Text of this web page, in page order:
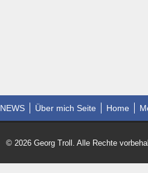
NEWS Über mich Seite Home
© 2026 Georg Troll. Alle Rechte